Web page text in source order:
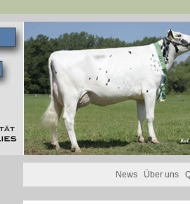
News Über uns